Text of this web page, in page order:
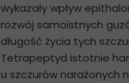
wykazały wpływ
rozwój samoistnych
długość życia tych
Tetrapeptyd istotnie
u szczurów narażonych